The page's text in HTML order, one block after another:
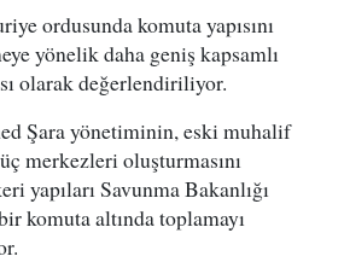
ordusunda komuta yapısını
yönelik daha geniş kapsamlı
olarak değerlendiriliyor.
Şara yönetiminin, eski muhalif
merkezleri oluşturmasını
yapıları Savunma Bakanlığı
komuta altında toplamayı